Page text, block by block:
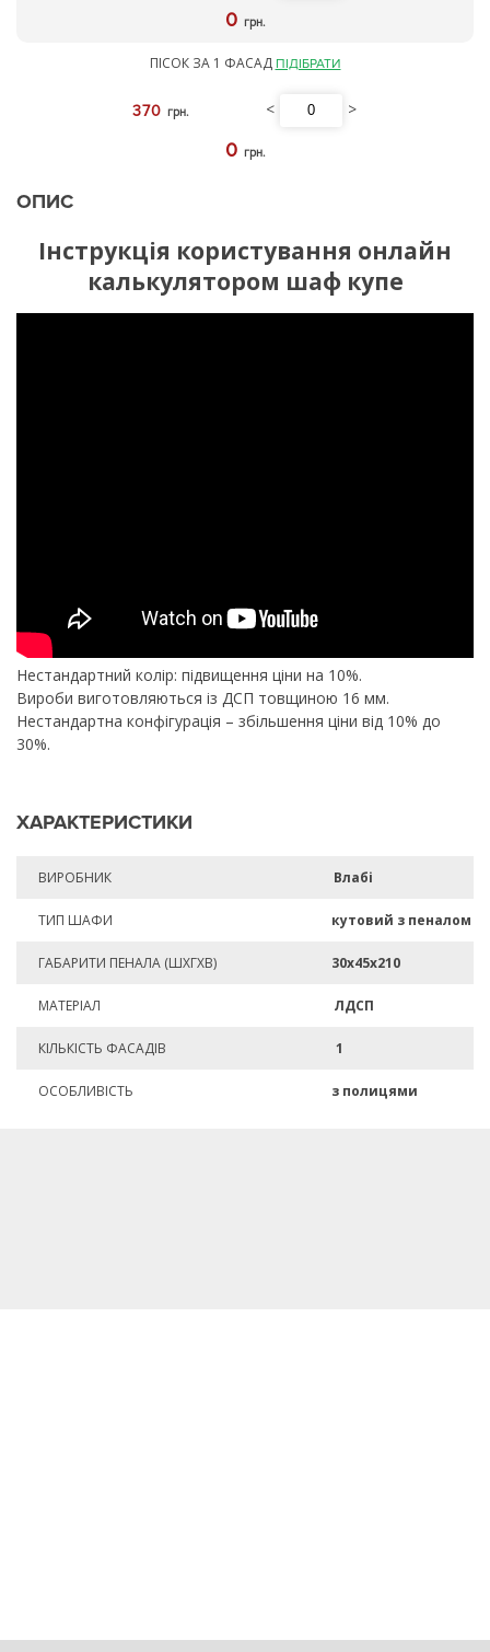
0 грн.
ПІСОК ЗА 1 ФАСАД ПІДІБРАТИ
370 грн. < >
0 грн.
ОПИС
Інструкція користування онлайн
калькулятором шаф купе
Нестандартний колір: підвищення ціни на 10%.
Вироби виготовляються із ДСП товщиною 16 мм.
Нестандартна конфігурація – збільшення ціни від 10% до
30%.
ХАРАКТЕРИСТИКИ
ВИРОБНИК Влабі
ТИП ШАФИ кутовий з пеналом
ГАБАРИТИ ПЕНАЛА (ШХГХВ) 30х45х210
МАТЕРІАЛ ЛДСП
КІЛЬКІСТЬ ФАСАДІВ 1
ОСОБЛИВІСТЬ з полицями